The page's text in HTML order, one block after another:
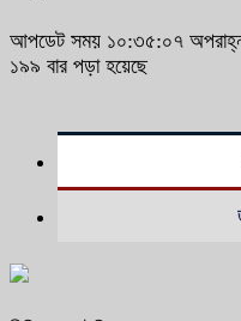
আপডেট সময় ১০:৩৫:০৭
১৯৯ বার পড়া হয়েছে